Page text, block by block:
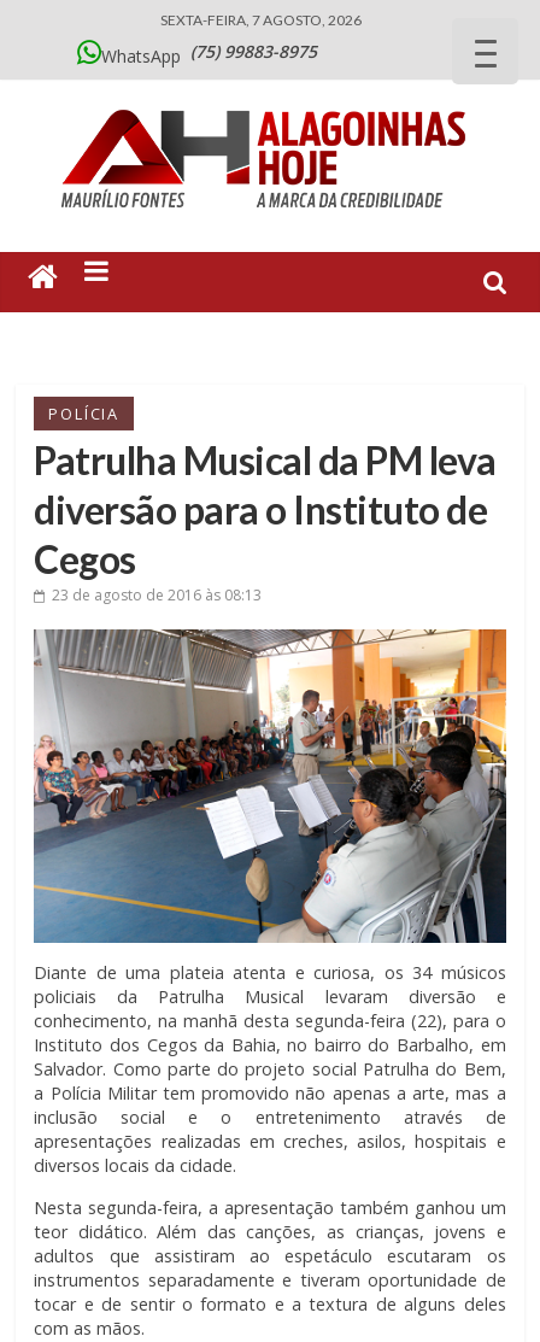
SEXTA-FEIRA, 7 AGOSTO, 2026
WhatsApp (75) 99883-8975
POLÍCIA
Patrulha Musical da PM leva
diversão para o Instituto de
Cegos
23 de agosto de 2016 às 08:13
Diante de uma plateia atenta e curiosa, os 34 músicos
policiais da Patrulha Musical levaram diversão e
conhecimento, na manhã desta segunda-feira (22), para o
Instituto dos Cegos da Bahia, no bairro do Barbalho, em
Salvador. Como parte do projeto social Patrulha do Bem,
a Polícia Militar tem promovido não apenas a arte, mas a
inclusão social e o entretenimento através de
apresentações realizadas em creches, asilos, hospitais e
diversos locais da cidade.
Nesta segunda-feira, a apresentação também ganhou um
teor didático. Além das canções, as crianças, jovens e
adultos que assistiram ao espetáculo escutaram os
instrumentos separadamente e tiveram oportunidade de
tocar e de sentir o formato e a textura de alguns deles
com as mãos.